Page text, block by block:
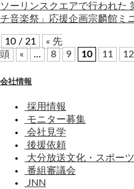
ソーリンスクエアで行われた
チ音楽祭」応援企画宗麟館ミ
10 / 21
« 先
頭
« ... 8 9 10 11 12
会社情報
採用情報
モニター募集
会社見学
後援依頼
大分放送文化・スポー
番組審議会
JNN